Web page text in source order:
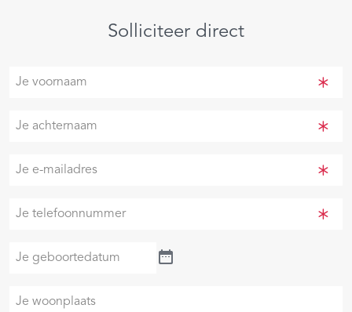
Solliciteer direct
Je
Je
Je
(Vereist)
Je
Je
geboortedatum
Je